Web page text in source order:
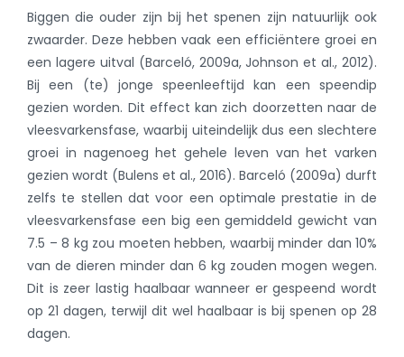
Biggen die ouder zijn bij het spenen zijn natuurlijk ook
zwaarder. Deze hebben vaak een efficiëntere groei en
een lagere uitval (Barceló, 2009a, Johnson et al., 2012).
Bij een (te) jonge speenleeftijd kan een speendip
gezien worden. Dit effect kan zich doorzetten naar de
vleesvarkensfase, waarbij uiteindelijk dus een slechtere
groei in nagenoeg het gehele leven van het varken
gezien wordt (Bulens et al., 2016). Barceló (2009a) durft
zelfs te stellen dat voor een optimale prestatie in de
vleesvarkensfase een big een gemiddeld gewicht van
7.5 – 8 kg zou moeten hebben, waarbij minder dan 10%
van de dieren minder dan 6 kg zouden mogen wegen.
Dit is zeer lastig haalbaar wanneer er gespeend wordt
op 21 dagen, terwijl dit wel haalbaar is bij spenen op 28
dagen.